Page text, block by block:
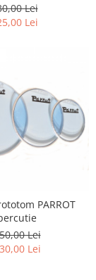
bass
Lei
Lei
PARROT
Lei
Lei